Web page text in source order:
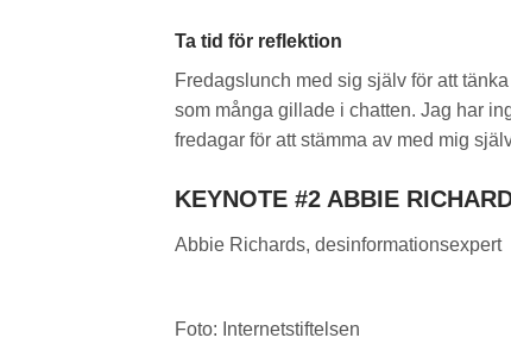
Ta tid för reflektion
Fredagslunch med sig själv för att
som många gillade i chatten. Jag har
fredagar för att stämma av med mig
KEYNOTE #2 ABBIE
Abbie Richards, desinformationsexpert
Foto: Internetstiftelsen